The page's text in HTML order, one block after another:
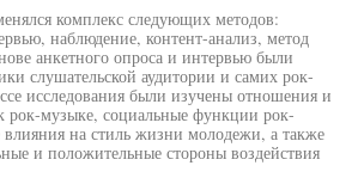
комплекс следующих методов:
наблюдение, контент-анализ, метод
анкетного опроса и интервью были
слушательской аудитории и самих рок-
исследования были изучены отношения и
рок-музыке, социальные функции рок-
на стиль жизни молодежи, а также
и положительные стороны воздействия